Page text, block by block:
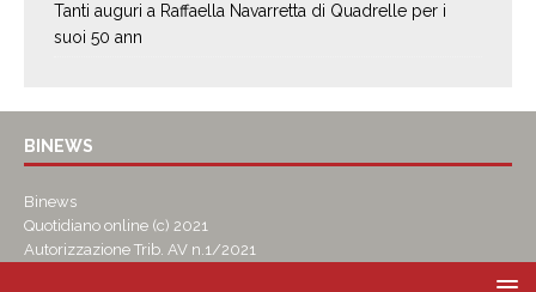
Tanti auguri a Raffaella Navarretta di Quadrelle per i
suoi 50 ann
BINEWS
Binews
Quotidiano online (c) 2021
Autorizzazione Trib. AV n.1/2021